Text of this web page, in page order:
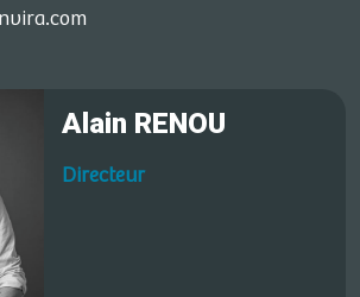
Alain RENOU
Directeur